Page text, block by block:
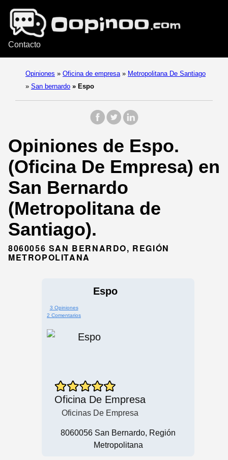
Contacto
Opiniones » Oficina de empresa » Metropolitana De Santiago
» San bernardo » Espo
Opiniones de Espo.
(Oficina De Empresa) en
San Bernardo
(Metropolitana de
Santiago).
8060056 SAN BERNARDO, REGIÓN
METROPOLITANA
Espo
3 Opiniones
2 Comentarios
Oficina De Empresa
Oficinas De Empresa
8060056 San Bernardo, Región
Metropolitana